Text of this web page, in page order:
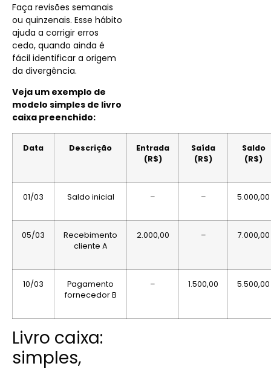
Faça revisões semanais
ou quinzenais. Esse hábito
ajuda a corrigir erros
cedo, quando ainda é
fácil identificar a origem
da divergência.
Veja um exemplo de
modelo simples de livro
caixa preenchido:
Data Descrição
Entrada
(R$)
Saída
(R$)
Saldo
(R$)
01/03 Saldo inicial – – 5.000,00
05/03
Recebimento
cliente A
2.000,00 – 7.000,00
10/03
Pagamento
fornecedor B
– 1.500,00 5.500,00
Livro caixa:
simples,